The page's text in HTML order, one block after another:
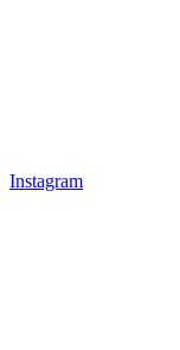
Instagram